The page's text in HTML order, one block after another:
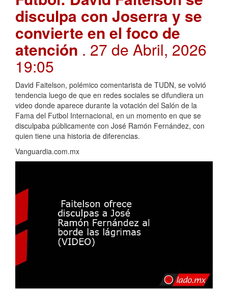
disculpa con Joserra y se
convierte en el foco de
atención . 27 de Abril, 2026
19:05
David Faitelson, polémico comentarista de TUDN, se volvió
tendencia luego de que en redes sociales se difundiera un
video donde aparece durante la votación del Salón de la
Fama del Futbol Internacional, en un momento en que se
disculpaba públicamente con José Ramón Fernández, con
quien tiene una historia de diferencias.
Vanguardia.com.mx